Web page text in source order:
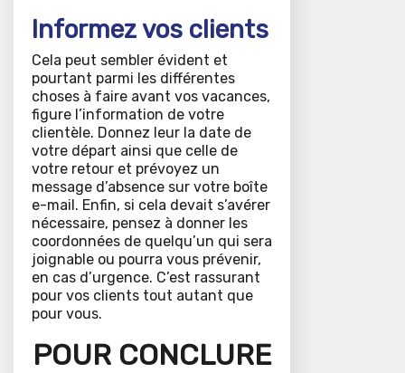
Informez vos clients
Cela peut sembler évident et
pourtant parmi les différentes
choses à faire avant vos vacances,
figure l’information de votre
clientèle. Donnez leur la date de
votre départ ainsi que celle de
votre retour et prévoyez un
message d’absence sur votre boîte
e-mail. Enfin, si cela devait s’avérer
nécessaire, pensez à donner les
coordonnées de quelqu’un qui sera
joignable ou pourra vous prévenir,
en cas d’urgence. C’est rassurant
pour vos clients tout autant que
pour vous.
POUR CONCLURE